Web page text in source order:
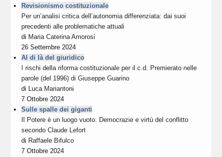
Revisionismo costituzionale
Per un’analisi critica dell’autonomia differenziata: dai suoi
precedenti alle problematiche attuali
di Maria Caterina Amorosi
26 Settembre 2024
Al di là del giuridico
I rischi della riforma costituzionale per il c.d. Premierato nelle
parole (del 1996) di Giuseppe Guarino
di Luca Mariantoni
7 Ottobre 2024
Sulle spalle dei giganti
Il Potere è un luogo vuoto. Democrazie e virtù del conflitto
secondo Claude Lefort
di Raffaele Bifulco
7 Ottobre 2024